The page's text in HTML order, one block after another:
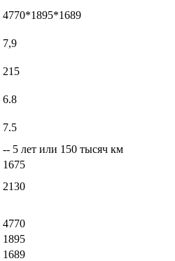
4770*1895*1689
7,9
215
6.8
7.5
-- 5 лет или 150 тысяч км
1675
2130
4770
1895
1689